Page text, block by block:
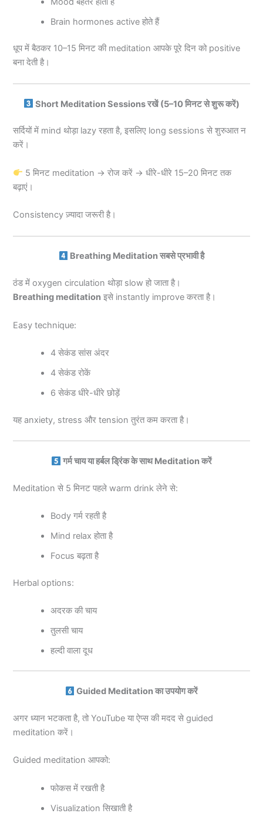
Brain hormones active होते हैं
धूप में बैठकर 10–15 मिनट की meditation आपके पूरे दिन को positive
बना देती है।
Short Meditation Sessions रखें (5–10 मिनट से शुरू करें)
सर्दियों में mind थोड़ा lazy रहता है, इसलिए long sessions से शुरुआत न
करें।
5 मिनट meditation → रोज करें → धीरे-धीरे 15–20 मिनट तक
बढ़ाएं।
Consistency ज़्यादा जरूरी है।
Breathing Meditation सबसे प्रभावी है
ठंड में oxygen circulation थोड़ा slow हो जाता है।
Breathing meditation इसे instantly improve करता है।
Easy technique:
4 सेकंड सांस अंदर
4 सेकंड रोकें
6 सेकंड धीरे-धीरे छोड़ें
यह anxiety, stress और tension तुरंत कम करता है।
गर्म चाय या हर्बल ड्रिंक के साथ Meditation करें
Meditation से 5 मिनट पहले warm drink लेने से:
Body गर्म रहती है
Mind relax होता है
Focus बढ़ता है
Herbal options:
अदरक की चाय
तुलसी चाय
हल्दी वाला दूध
Guided Meditation का उपयोग करें
अगर ध्यान भटकता है, तो YouTube या ऐप्स की मदद से guided
meditation करें।
Guided meditation आपको:
फोकस में रखती है
Visualization सिखाती है